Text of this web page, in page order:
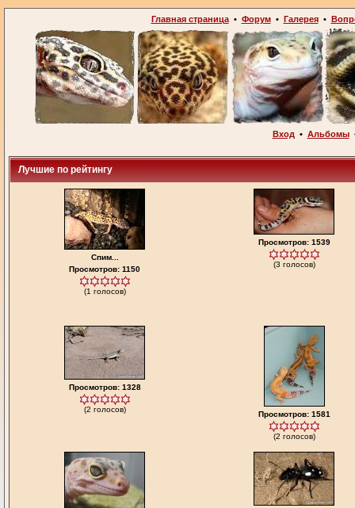
Главная страница• Форум• Галерея•
Вход • Альбомы
Лучшие по рейтингу
Спим...
Просмотров: 1150
(1 голосов)
Просмотров: 1539
(3 голосов)
Просмотров: 1328
(2 голосов)
Просмотров: 1581
(2 голосов)